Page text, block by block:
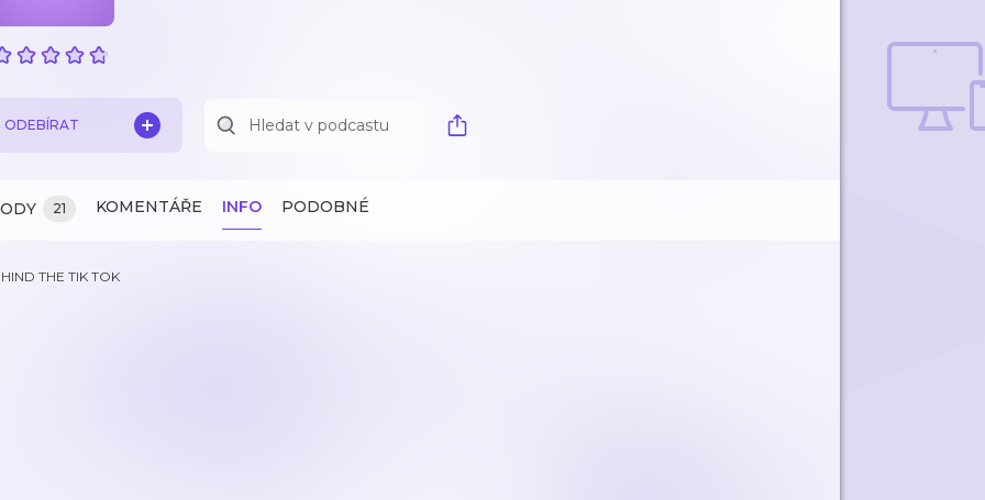
ODEBÍRAT
21 KOMENTÁŘE INFO PODOBNÉ
THE TIK TOK